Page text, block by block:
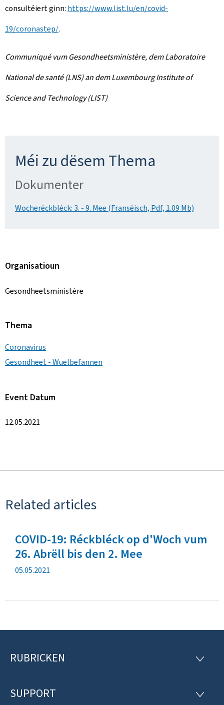
consultéiert ginn: https://www.list.lu/en/covid-
19/coronastep/.
Communiqué vum Gesondheetsministère, dem Laboratoire
National de santé (LNS) an demLuxembourg Institute of
Science and Technology(LIST)
Méi zu dësem Thema
Dokumenter
Wocheréckbléck: 3. - 9. Mee (Franséisch, Pdf, 1.09 Mb)
Organisatioun
Gesondheetsministère
Thema
Coronavirus
Gesondheet - Wuelbefannen
Event Datum
12.05.2021
Related articles
COVID-19: Réckbléck op d'Woch vum
26. Abrëll bis den 2. Mee
V
ë
t
c
05.05.2021
F
u
RUBRICKEN
R
R
SUPPORT
S